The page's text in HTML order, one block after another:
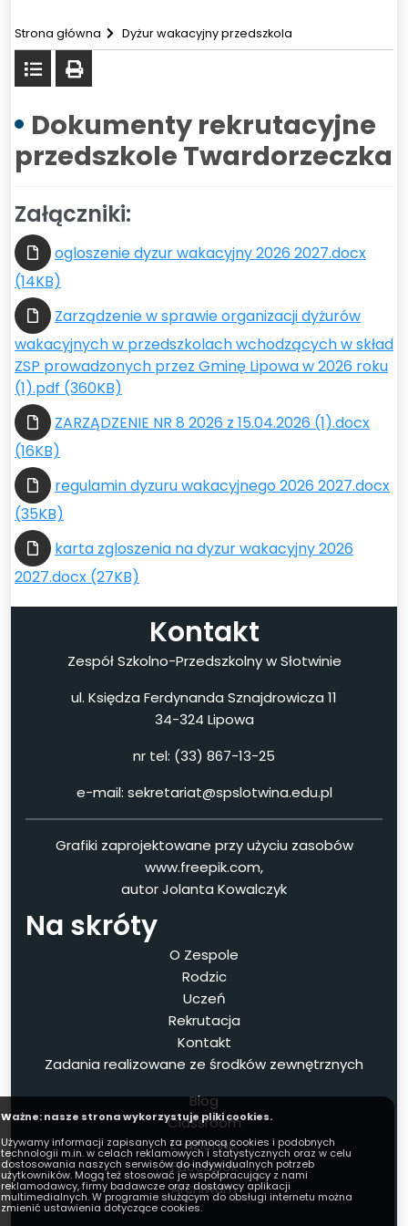
Strona główna Dyżur wakacyjny przedszkola
Powrót
do
listy
drukuj
Dokumenty rekrutacyjne
przedszkole Twardorzeczka
Załączniki:
ogloszenie dyzur wakacyjny 2026 2027.docx
(14KB)
Zarządzenie w sprawie organizacji dyżurów
wakacyjnych w przedszkolach wchodzących w skład
ZSP prowadzonych przez Gminę Lipowa w 2026 roku
(1).pdf (360KB)
ZARZĄDZENIE NR 8 2026 z 15.04.2026 (1).docx
(16KB)
regulamin dyzuru wakacyjnego 2026 2027.docx
(35KB)
karta zgloszenia na dyzur wakacyjny 2026
2027.docx (27KB)
Kontakt
Zespół Szkolno-Przedszkolny w Słotwinie
ul. Księdza Ferdynanda Sznajdrowicza 11
34-324 Lipowa
nr tel: (33) 867-13-25
e-mail: sekretariat@spslotwina.edu.pl
Grafiki zaprojektowane przy użyciu zasobów
www.freepik.com,
autor Jolanta Kowalczyk
Na skróty
O Zespole
Rodzic
Uczeń
Rekrutacja
Kontakt
Zadania realizowane ze środków zewnętrznych
Blog
Classroom
E-dziennik
Facebook
Archiwum
Ważne: nasze strona wykorzystuje pliki cookies.
Używamy informacji zapisanych za pomocą cookies i podobnych
technologii m.in. w celach reklamowych i statystycznych oraz w celu
dostosowania naszych serwisów do indywidualnych potrzeb
użytkowników. Mogą też stosować je współpracujący z nami
reklamodawcy, firmy badawcze oraz dostawcy aplikacji
multimedialnych. W programie służącym do obsługi internetu można
zmienić ustawienia dotyczące cookies.